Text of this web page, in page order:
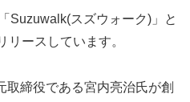
Suzuwalk(スズウォーク)」と
リースしています。
取締役である宮内亮治氏が創